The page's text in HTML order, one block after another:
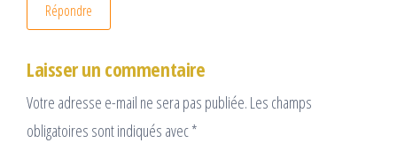
Répondre
Laisser un commentaire
Votre adresse e-mail ne sera pas publiée. Les champs
obligatoires sont indiqués avec*